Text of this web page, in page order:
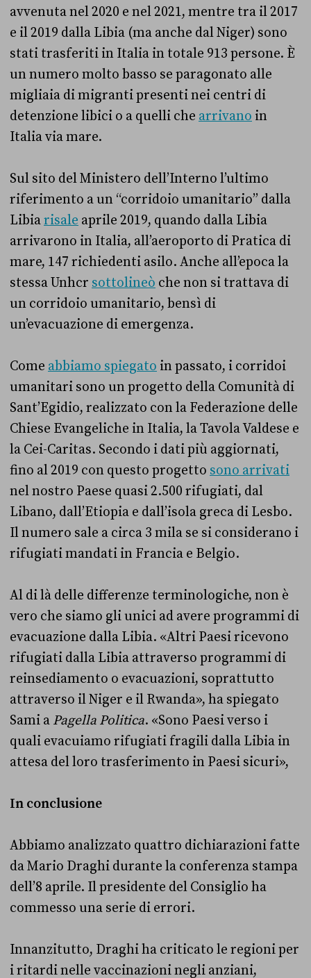
avvenuta nel 2020 e nel 2021, mentre tra il 2017
e il 2019 dalla Libia (ma anche dal Niger) sono
stati trasferiti in Italia in totale 913 persone. È
un numero molto basso se paragonato alle
migliaia di migranti presenti nei centri di
detenzione libici o a quelli che arrivano in
Italia via mare.
Sul sito del Ministero dell’Interno l’ultimo
riferimento a un “corridoio umanitario” dalla
Libiarisale aprile 2019, quando dalla Libia
arrivarono in Italia, all’aeroporto di Pratica di
mare, 147 richiedenti asilo. Anche all’epoca la
stessa Unhcr sottolineò che non si trattava di
un corridoio umanitario, bensì di
un’evacuazione di emergenza.
Come abbiamo spiegato in passato, i corridoi
umanitari sono un progetto della Comunità di
Sant’Egidio, realizzato con la Federazione delle
Chiese Evangeliche in Italia, la Tavola Valdese e
la Cei-Caritas. Secondo i dati più aggiornati,
fino al 2019 con questo progetto sono arrivati
nel nostro Paese quasi 2.500 rifugiati, dal
Libano, dall’Etiopia e dall’isola greca di Lesbo.
Il numero sale a circa 3 mila se si considerano i
rifugiati mandati in Francia e Belgio.
Al di là delle differenze terminologiche, non è
vero che siamo gli unici ad avere programmi di
evacuazione dalla Libia. «Altri Paesi ricevono
rifugiati dalla Libia attraverso programmi di
reinsediamento o evacuazioni, soprattutto
attraverso il Niger e il Rwanda», ha spiegato
Sami a Pagella Politica. «Sono Paesi verso i
quali evacuiamo rifugiati fragili dalla Libia in
attesa del loro trasferimento in Paesi sicuri»,
In conclusione
Abbiamo analizzato quattro dichiarazioni fatte
da Mario Draghi durante la conferenza stampa
dell’8 aprile. Il presidente del Consiglio ha
commesso una serie di errori.
Innanzitutto, Draghi ha criticato le regioni per
i ritardi nelle vaccinazioni negli anziani,